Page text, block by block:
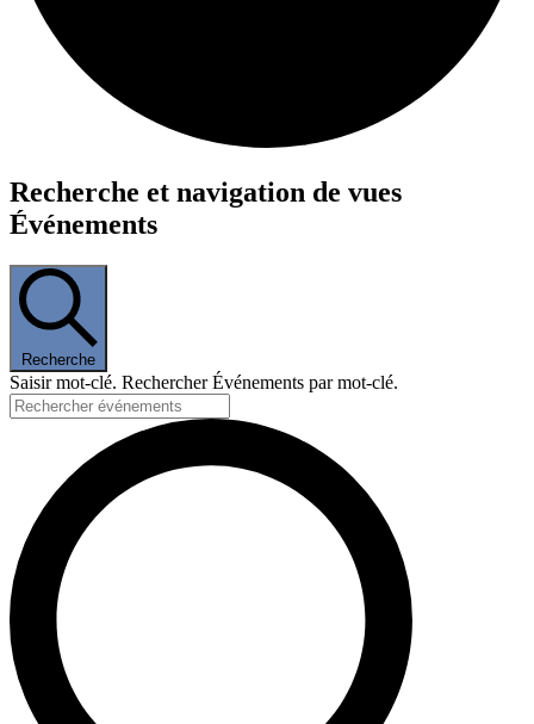
Événements
Recherche et navigation de vues
Événements
Recherche
Saisir mot-clé. Rechercher Événements par mot-clé.